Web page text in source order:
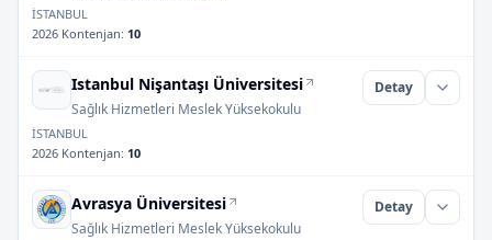
İSTANBUL
2026 Kontenjan: 10
Istanbul Nişantaşı Üniversitesi
Sağlık Hizmetleri Meslek Yüksekokulu
Detay
İSTANBUL
2026 Kontenjan: 10
Avrasya Üniversitesi
Sağlık Hizmetleri Meslek Yüksekokulu
Detay